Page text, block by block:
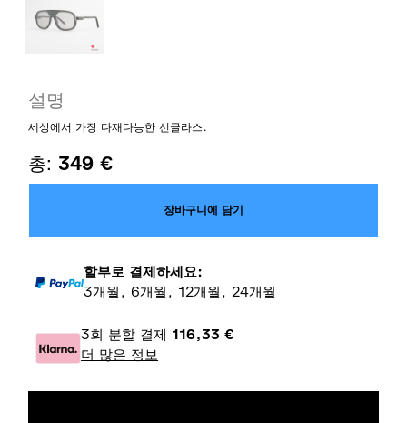
설명
세상에서 가장 다재다능한 선글라스.
총:349 €
장바구니에 담기
할부로 결제하세요:
3개월, 6개월, 12개월, 24개월
3회 분할 결제 116,33 €
더 많은 정보